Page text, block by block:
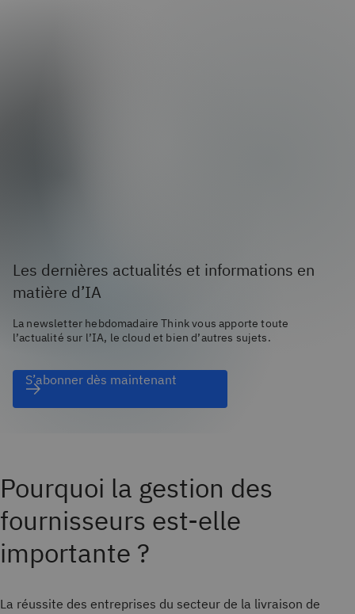
Les dernières actualités et informations en
matière d’IA
La newsletter hebdomadaire Think vous apporte toute
l’actualité sur l’IA, le cloud et bien d’autres sujets.
S’abonner dès maintenant
Pourquoi la gestion des
fournisseurs est-elle
importante ?
La réussite des entreprises du secteur de la livraison de